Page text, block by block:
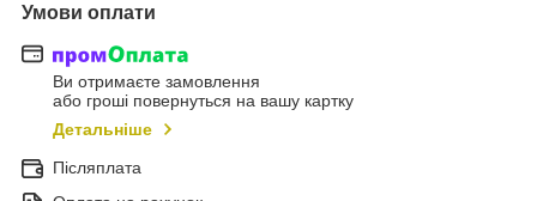
Умови оплати
Ви отримаєте замовлення
або гроші повернуться на вашу картку
Детальніше
Післяплата